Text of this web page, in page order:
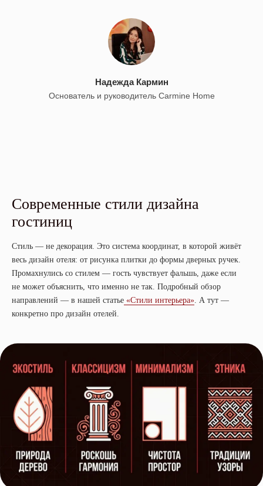
Надежда Кармин
Основатель и руководитель Carmine Home
Современные стили дизайна
гостиниц
Стиль — не декорация. Это система координат, в которой живёт
весь дизайн отеля: от рисунка плитки до формы дверных ручек.
Промахнулись со стилем — гость чувствует фальшь, даже если
не может объяснить, что именно не так. Подробный обзор
направлений — в нашей статье «Стили интерьера» . А тут —
конкретно про дизайн отелей.